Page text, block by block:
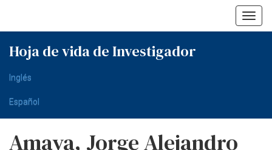
Hoja de vida de Investigador
Inglés
Español
Amaya, Jorge Alejandro